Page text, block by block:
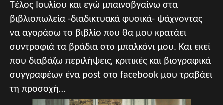
Τέλος Ιουλίου και εγώ μπαινοβγαίνω στα
βιβλιοπωλεία -διαδικτυακά φυσικά- ψάχνοντας
να αγοράσω το βιβλίο που θα μου κρατάει
συντροφιά τα βράδια στο μπαλκόνι μου. Και εκεί
που διαβάζω περιλήψεις, κριτικές και βιογραφικά
συγγραφέων ένα post στο facebook μου τραβάει
τη προσοχή…